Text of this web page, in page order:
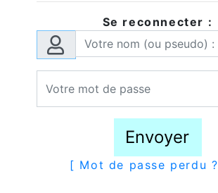
Se reconnecter :
Envoyer
[ Mot de passe perdu ?